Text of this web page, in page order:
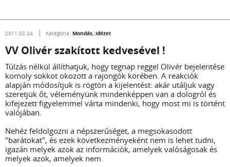
2011.02.24. Kategória: Mondás, idézet
VV Olivér szakított kedvesével !
Túlzás nélkül állíthatjuk, hogy tegnap reggel Olivér bejelentése
komoly sokkot okozott a rajongók körében. A reakciók
alapján módosítjuk is rögtön a kijelentést: akár utáljuk vagy
szeretjük őt, véleményünk mindenképpen van a dologról és
kifejezett figyelemmel várta mindenki, hogy most mi is történt
valójában.
Nehéz feldolgozni a népszerűséget, a megsokasodott
"barátokat", és ezek következményeként nem is lehet tudni,
igazán melyek azok az információk, amelyek valóságosak és
melyek azok, amelyek nem.